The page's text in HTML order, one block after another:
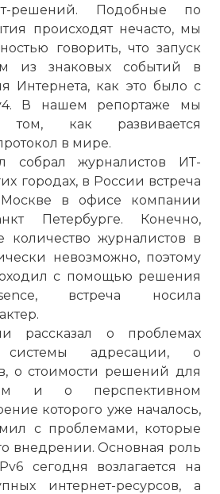
решений. Подобные по
происходят нечасто, мы
говорить, что запуск
из знаковых событий в
Интернета, как это было с
В нашем репортаже мы
как развивается
в мире.
собрал журналистов ИТ-
городах, в России встреча
в офисе компании
Петербурге. Конечно,
количество журналистов в
невозможно, поэтому
с помощью решения
встреча носила
рассказал о проблемах
системы адресации, о
о стоимости решений для
и о перспективном
которого уже началось,
с проблемами, которые
внедрении. Основная роль
сегодня возлагается на
интернет-ресурсов, а